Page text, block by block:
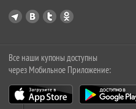
Все наши купоны доступны
через Мобильное Приложение: